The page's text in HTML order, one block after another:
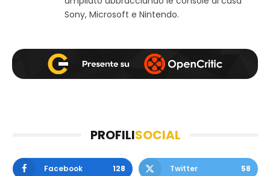
Sony, Microsoft e Nintendo.
PROFILISOCIAL
Facebook 128 Twitter 58